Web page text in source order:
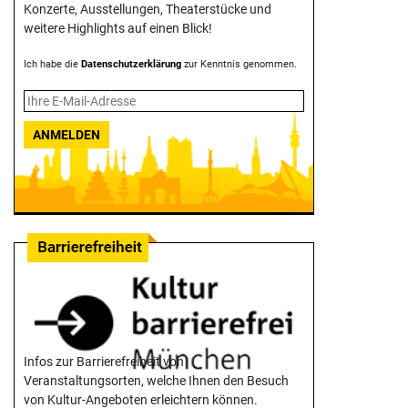
Konzerte, Ausstellungen, Theater­stücke und
weitere Highlights auf einen Blick!
Ich habe die Datenschutzerklärung zur Kenntnis genommen.
ANMELDEN
Infos zur Barrierefreiheit von
Veranstaltungsorten, welche Ihnen den Besuch
von Kultur-Angeboten erleichtern können.